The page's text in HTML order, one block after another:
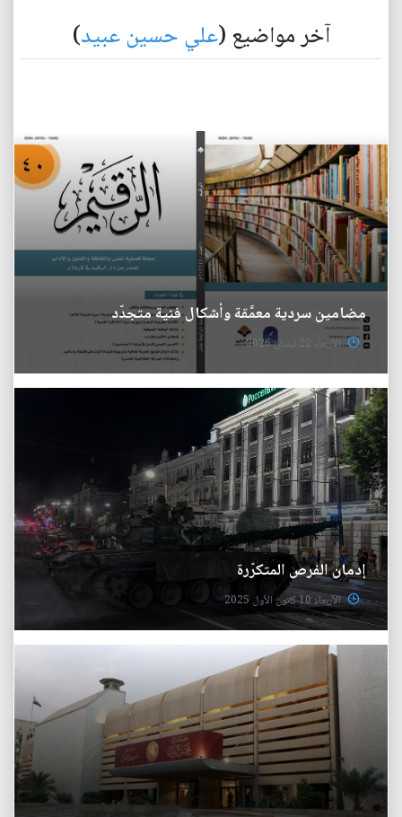
آخر مواضيع (علي حسين عبيد)
مضامين سردية معمَّقة وأشكال فنية متجدّد
الأربعاء 22 نيسان 2026
إدمان الفرص المتكرّرة
الأربعاء 10 كانون الأول 2025